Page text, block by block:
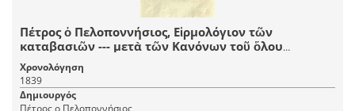
Πέτρος ὁ Πελοποννήσιος, Εἱρμολόγιον τῶν
καταβασιῶν --- μετὰ τῶν Κανόνων τοῦ ὅλου
ἐνιαυτοῦ καὶ συντόμου Εἱρμολογίου ---
ἐπιθεωρηθέντα --- παρὰ Ἰωάννου Λαμαπδαρίου Νῦν
δεύτερον ἐκδοθὲν ---, Κωνσταντινούπολη, Ἐκ τῆς τοῦ
Παναγίου Τάφου Τυπογραφίας, 1839.
Χρονολόγηση
1839
Δημιουργός
Πέτρος ο Πελοποννήσιος